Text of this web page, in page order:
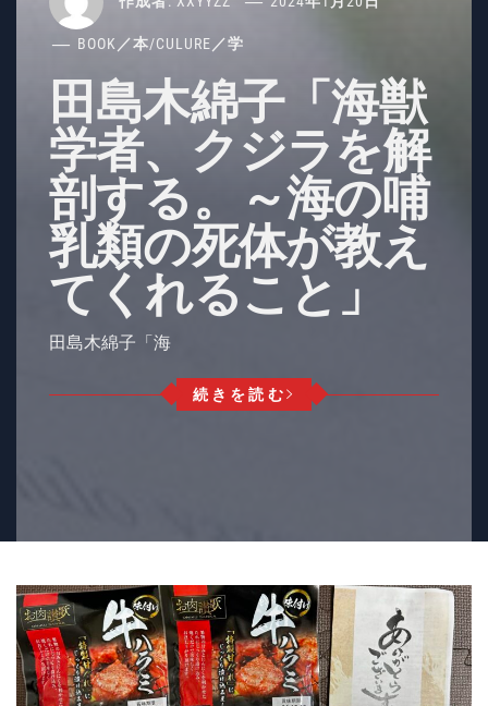
BOOK／本/CULURE／学
田島木綿子「海獣
学者、クジラを解
剖する。～海の哺
乳類の死体が教え
てくれること」
田島木綿子「海
続きを読む